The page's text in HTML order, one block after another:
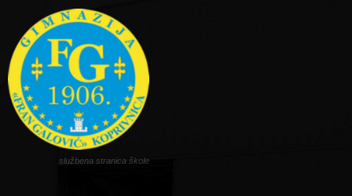
službena stranica škole